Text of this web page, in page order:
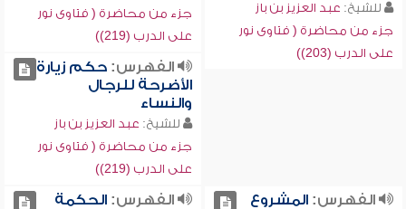
للشيخ: عبد العزيز بن باز
جزء من محاضرة ( فتاوى نور
على الدرب (203))
جزء من محاضرة ( فتاوى نور
على الدرب (219))
الفهرس:حكم زيارة
الأضرحة للرجال
والنساء
للشيخ: عبد العزيز بن باز
جزء من محاضرة ( فتاوى نور
على الدرب (219))
الفهرس:المشروع
الفهرس:الحكمة